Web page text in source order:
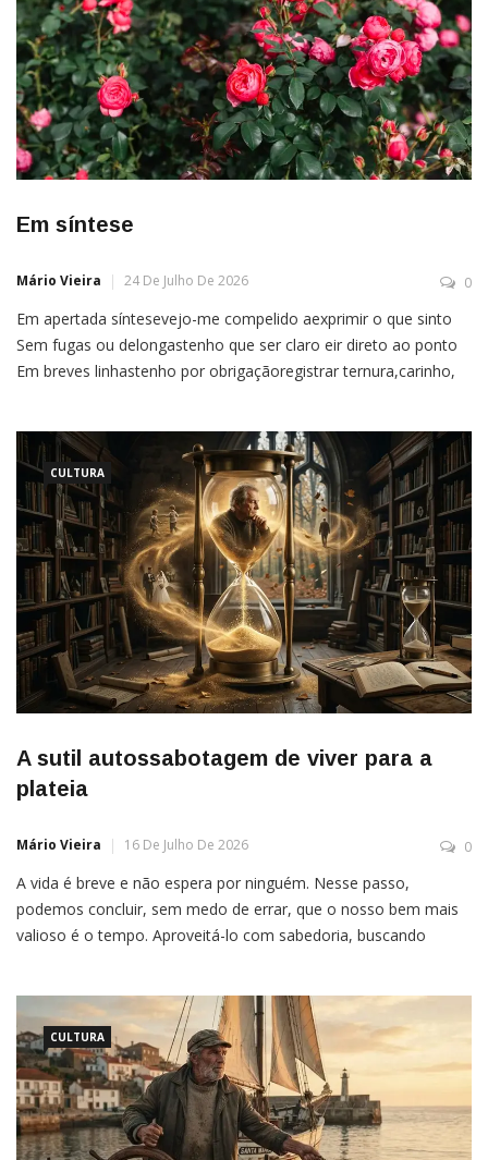
Em síntese
Mário Vieira 24 De Julho De 2026 0
Em apertada síntesevejo-me compelido aexprimir o que sinto
Sem fugas ou delongastenho que ser claro eir direto ao ponto
Em breves linhastenho por obrigaçãoregistrar ternura,carinho,
CULTURA
A sutil autossabotagem de viver para a
plateia
Mário Vieira 16 De Julho De 2026 0
A vida é breve e não espera por ninguém. Nesse passo,
podemos concluir, sem medo de errar, que o nosso bem mais
valioso é o tempo. Aproveitá-lo com sabedoria, buscando
— com disciplina, […]
CULTURA